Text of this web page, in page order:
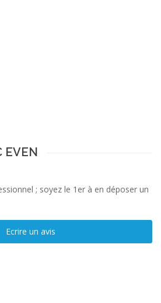
EVEN
; soyez le 1er à en déposer un
Ecrire un avis